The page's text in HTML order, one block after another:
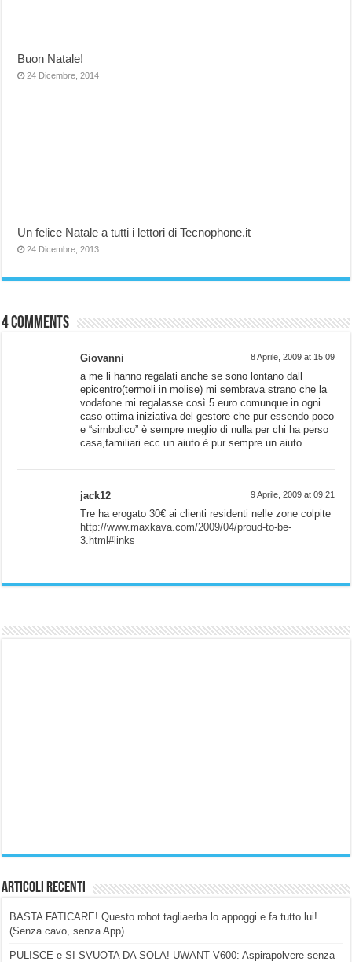
Buon Natale!
24 Dicembre, 2014
Un felice Natale a tutti i lettori di Tecnophone.it
24 Dicembre, 2013
4 comments
Giovanni 8 Aprile, 2009 at 15:09
a me li hanno regalati anche se sono lontano dall
epicentro(termoli in molise) mi sembrava strano che la
vodafone mi regalasse così 5 euro comunque in ogni
caso ottima iniziativa del gestore che pur essendo poco
e “simbolico” è sempre meglio di nulla per chi ha perso
casa,familiari ecc un aiuto è pur sempre un aiuto
jack12 9 Aprile, 2009 at 09:21
Tre ha erogato 30€ ai clienti residenti nelle zone colpite
http://www.maxkava.com/2009/04/proud-to-be-
3.html#links
Articoli Recenti
BASTA FATICARE! Questo robot tagliaerba lo appoggi e fa tutto lui!
(Senza cavo, senza App)
PULISCE e SI SVUOTA DA SOLA! UWANT V600: Aspirapolvere senza